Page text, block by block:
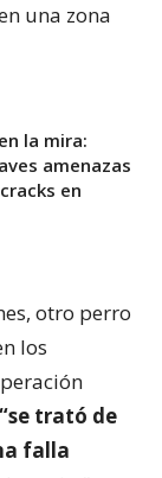
una zona
la mira:
amenazas
en
otro perro
los
“se trató de
falla